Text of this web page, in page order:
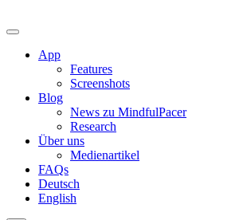
to
App
Features
Screenshots
Blog
News zu MindfulPacer
Research
Über uns
Medienartikel
FAQs
Deutsch
English